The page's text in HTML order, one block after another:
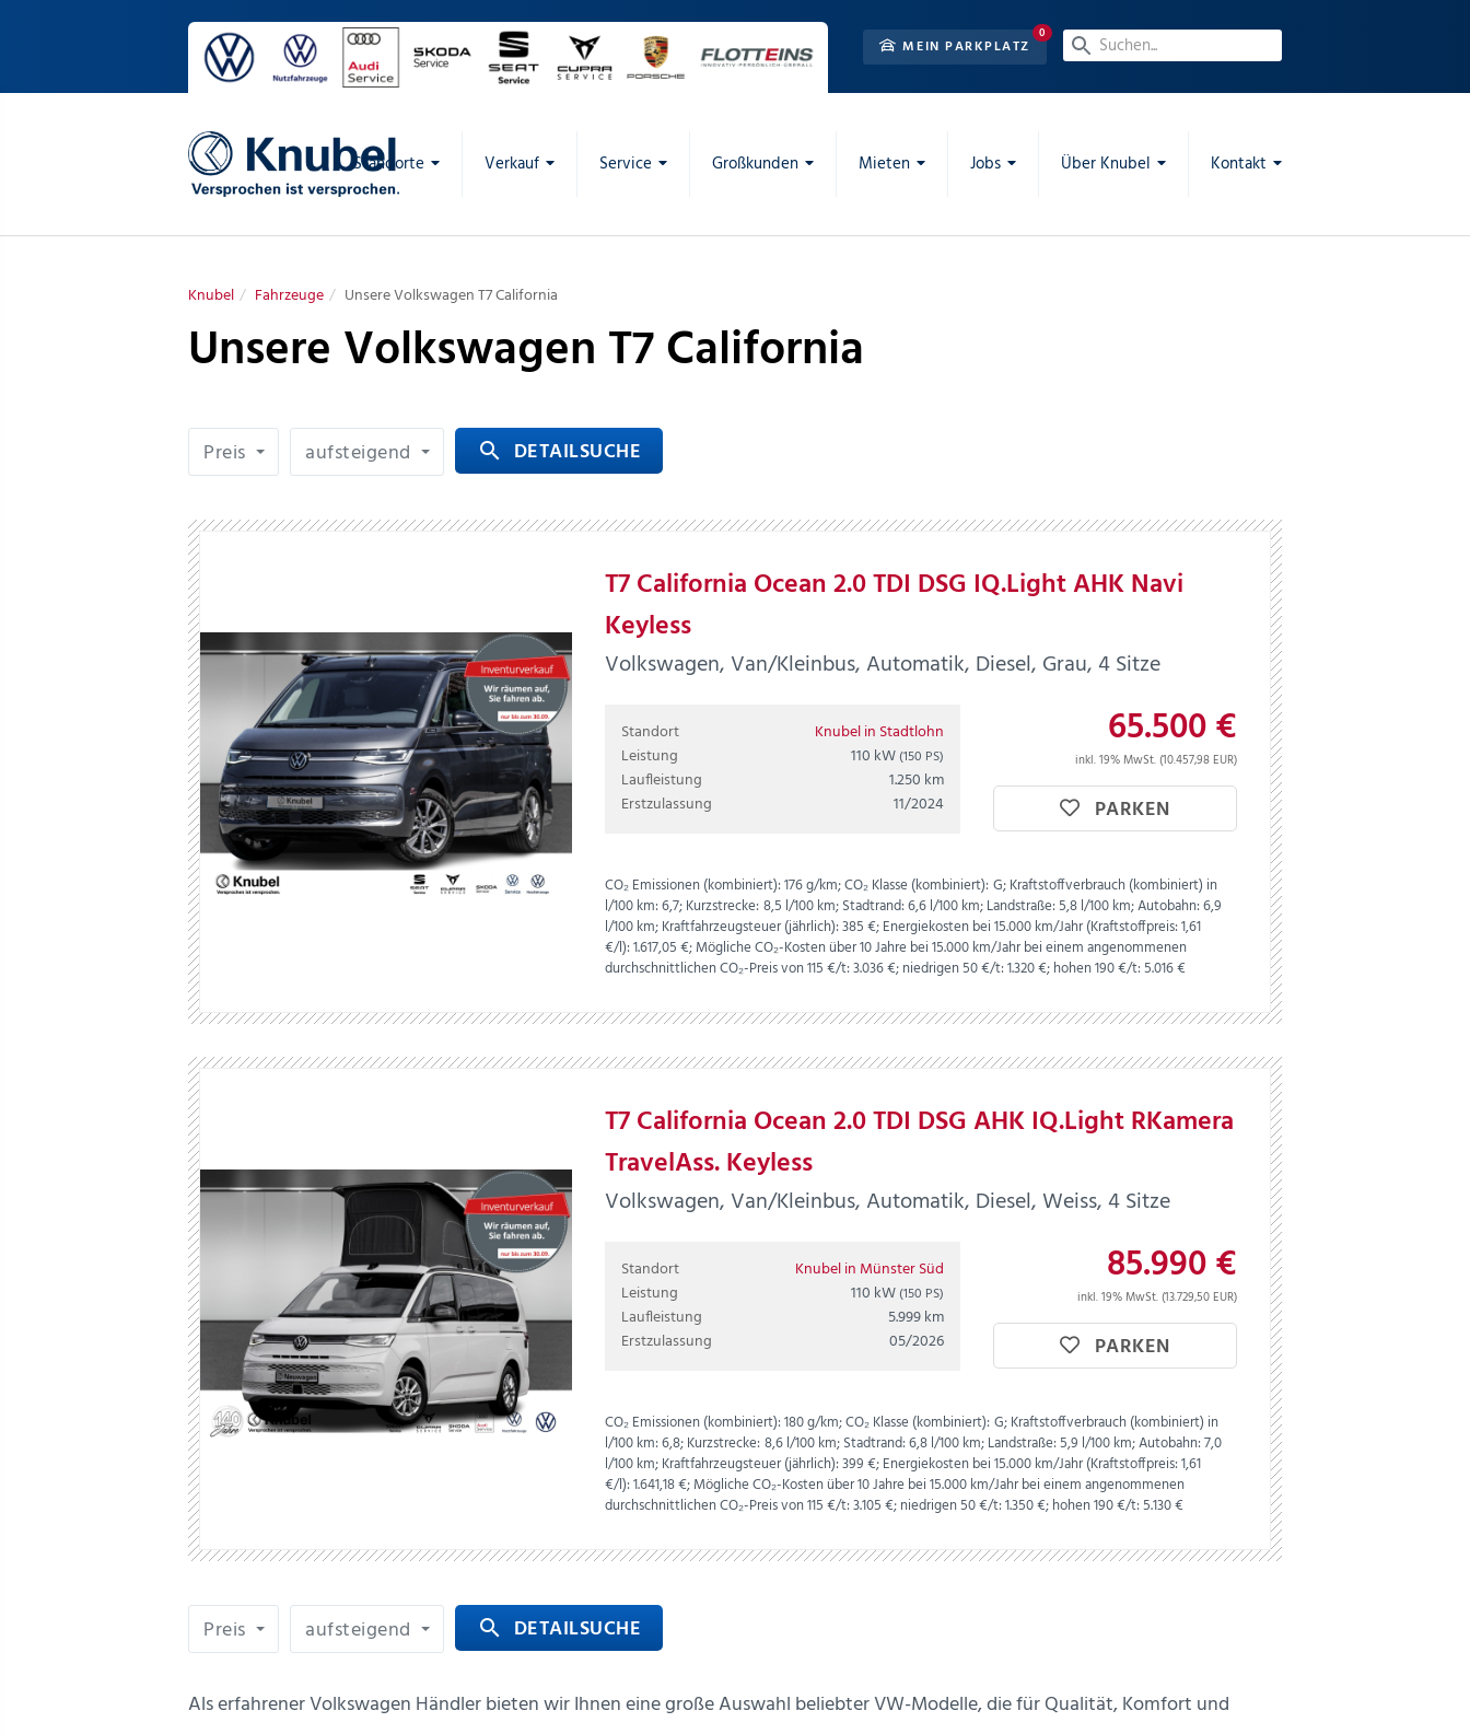
MEIN PARKPLATZ
0
Standorte Verkauf Service Großkunden Mieten Jobs Über Knubel Kontakt
Knubel Fahrzeuge Unsere Volkswagen T7 California
Unsere Volkswagen T7 California
Preis aufsteigend search DETAILSUCHE
T7 California Ocean 2.0 TDI DSG IQ.Light AHK Navi
Keyless
Volkswagen, Van/Kleinbus, Automatik, Diesel, Grau, 4 Sitze
Standort
Knubel in Stadtlohn
Leistung
110 kW (150 PS)
Laufleistung
1.250 km
Erstzulassung
11/2024
65.500 €
inkl. 19% MwSt. (10.457,98 EUR)
PARKEN
CO₂ Emissionen (kombiniert):176 g/km;CO₂ Klasse (kombiniert):G;Kraftstoffverbrauch (kombiniert) in
l/100 km:6,7;Kurzstrecke:8,5 l/100 km;Stadtrand:6,6 l/100 km;Landstraße:5,8 l/100 km;Autobahn:6,9
l/100 km;Kraftfahrzeugsteuer (jährlich):385 €;Energiekosten bei 15.000 km/Jahr (Kraftstoffpreis:1,61
€/l):1.617,05 €;Mögliche CO₂-Kosten über 10 Jahre bei 15.000 km/Jahr bei einem angenommenen
durchschnittlichen CO₂-Preis von 115 €/t:3.036 €; niedrigen 50 €/t: 1.320 €; hohen 190 €/t: 5.016 €
T7 California Ocean 2.0 TDI DSG AHK IQ.Light RKamera
TravelAss. Keyless
Volkswagen, Van/Kleinbus, Automatik, Diesel, Weiss, 4 Sitze
Standort
Knubel in Münster Süd
Leistung
110 kW (150 PS)
Laufleistung
5.999 km
Erstzulassung
05/2026
85.990 €
inkl. 19% MwSt. (13.729,50 EUR)
PARKEN
CO₂ Emissionen (kombiniert):180 g/km;CO₂ Klasse (kombiniert):G;Kraftstoffverbrauch (kombiniert) in
l/100 km:6,8;Kurzstrecke:8,6 l/100 km;Stadtrand:6,8 l/100 km;Landstraße:5,9 l/100 km;Autobahn:7,0
l/100 km;Kraftfahrzeugsteuer (jährlich):399 €;Energiekosten bei 15.000 km/Jahr (Kraftstoffpreis:1,61
€/l):1.641,18 €;Mögliche CO₂-Kosten über 10 Jahre bei 15.000 km/Jahr bei einem angenommenen
durchschnittlichen CO₂-Preis von 115 €/t:3.105 €; niedrigen 50 €/t: 1.350 €; hohen 190 €/t: 5.130 €
Preis aufsteigend search DETAILSUCHE
Als erfahrener Volkswagen Händler bieten wir Ihnen eine große Auswahl beliebter VW-Modelle, die für Qualität, Komfort und